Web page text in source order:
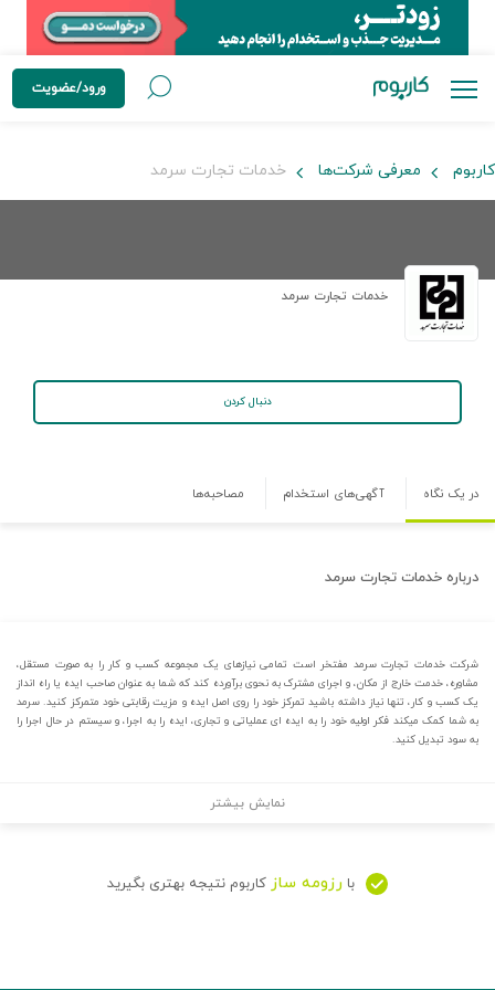
ورود/عضویت
کاربوم معرفی شرکت‌ها خدمات تجارت سرمد
خدمات تجارت سرمد
دنبال کردن
در یک نگاه آگهی‌های استخدام مصاحبه‌ها
درباره خدمات تجارت سرمد
شرکت خدمات تجارت سرمد مفتخر است تمامی نیازهای یک مجموعه کسب و کار را به صورت مستقل،
مشاوره، خدمت خارج از مکان، و اجرای مشترک به نحوی برآورده کند که شما به عنوان صاحب ایده یا راه انداز
یک کسب و کار، تنها نیاز داشته باشید تمرکز خود را روی اصل ایده و مزیت رقابتی خود متمرکز کنید. سرمد
به شما کمک میکند فکر اولیه خود را به ایده ای عملیاتی و تجاری، ایده را به اجرا، و سیستم در حال اجرا را
به سود تبدیل کنید.
نمایش بیشتر
با رزومه ساز کاربوم نتیجه بهتری بگیرید